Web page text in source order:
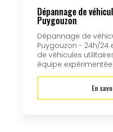
Dépannage de
Puygouzon
Dépannage de
Puygouzon - 24h/24
de véhicules
équipe
En